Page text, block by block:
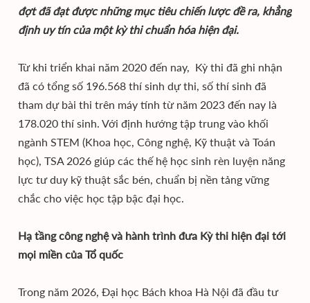
đợt đã đạt được những mục tiêu chiến lược đề ra, khẳng
định uy tín của một kỳ thi chuẩn hóa hiện đại.
Từ khi triển khai năm 2020 đến nay, Kỳ thi đã ghi nhận
đã có tổng số 196.568 thí sinh dự thi, số thí sinh đã
tham dự bài thi trên máy tính từ năm 2023 đến nay là
178.020 thí sinh. Với định hướng tập trung vào khối
ngành STEM (Khoa học, Công nghệ, Kỹ thuật và Toán
học), TSA 2026 giúp các thế hệ học sinh rèn luyện năng
lực tư duy kỹ thuật sắc bén, chuẩn bị nền tảng vững
chắc cho việc học tập bậc đại học.
Hạ tầng công nghệ và hành trình đưa Kỳ thi hiện đại tới
mọi miền của Tổ quốc
Trong năm 2026, Đại học Bách khoa Hà Nội đã đầu tư